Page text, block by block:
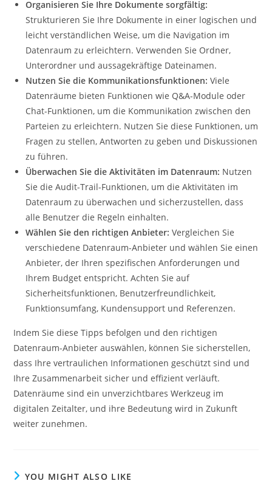
Organisieren Sie Ihre Dokumente sorgfältig:
Strukturieren Sie Ihre Dokumente in einer logischen und
leicht verständlichen Weise, um die Navigation im
Datenraum zu erleichtern. Verwenden Sie Ordner,
Unterordner und aussagekräftige Dateinamen.
Nutzen Sie die Kommunikationsfunktionen: Viele
Datenräume bieten Funktionen wie Q&A-Module oder
Chat-Funktionen, um die Kommunikation zwischen den
Parteien zu erleichtern. Nutzen Sie diese Funktionen, um
Fragen zu stellen, Antworten zu geben und Diskussionen
zu führen.
Überwachen Sie die Aktivitäten im Datenraum: Nutzen
Sie die Audit-Trail-Funktionen, um die Aktivitäten im
Datenraum zu überwachen und sicherzustellen, dass
alle Benutzer die Regeln einhalten.
Wählen Sie den richtigen Anbieter: Vergleichen Sie
verschiedene Datenraum-Anbieter und wählen Sie einen
Anbieter, der Ihren spezifischen Anforderungen und
Ihrem Budget entspricht. Achten Sie auf
Sicherheitsfunktionen, Benutzerfreundlichkeit,
Funktionsumfang, Kundensupport und Referenzen.
Indem Sie diese Tipps befolgen und den richtigen
Datenraum-Anbieter auswählen, können Sie sicherstellen,
dass Ihre vertraulichen Informationen geschützt sind und
Ihre Zusammenarbeit sicher und effizient verläuft.
Datenräume sind ein unverzichtbares Werkzeug im
digitalen Zeitalter, und ihre Bedeutung wird in Zukunft
weiter zunehmen.
YOU MIGHT ALSO LIKE